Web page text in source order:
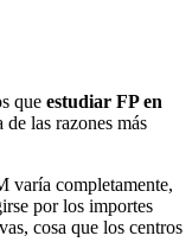
que estudiar FP en
las razones más
varía completamente,
por los importes
cosa que los centros